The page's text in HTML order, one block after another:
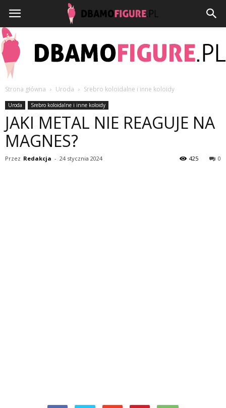
Strona główna Uroda Srebro koloidalne i inne koloidy
Uroda Srebro koloidalne i inne koloidy
JAKI METAL NIE REAGUJE NA
MAGNES?
Przez Redakcja - 24 stycznia 2024 0
425